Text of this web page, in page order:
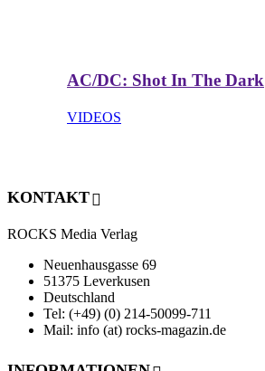
AC/DC: Shot In The Dark
VIDEOS
KONTAKT
ROCKS Media Verlag
Neuenhausgasse 69
51375 Leverkusen
Deutschland
Tel: (+49) (0) 214-50099-711
Mail: info (at) rocks-magazin.de